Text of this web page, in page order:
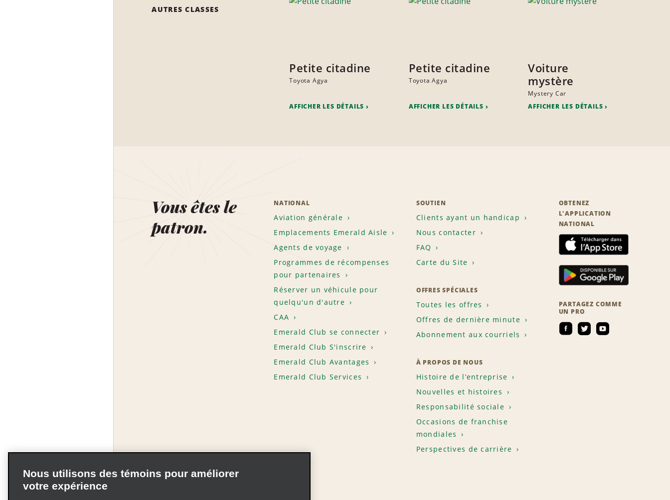
AUTRES CLASSES
Petite citadine
Toyota Agya
AFFICHER LES DÉTAILS
Petite citadine
Toyota Agya
AFFICHER LES DÉTAILS
Voiture
mystère
Mystery Car
AFFICHER LES DÉTAILS
Vous êtes le
patron.
NATIONAL
Aviation générale
Emplacements Emerald Aisle
Agents de voyage
Programmes de récompenses
pour partenaires
Réserver un véhicule pour
quelqu'un d'autre
CAA
Emerald Club se connecter
Emerald Club S'inscrire
Emerald Club Avantages
Emerald Club Services
SOUTIEN
Clients ayant un handicap
Nous contacter
FAQ
Carte du Site
OFFRES SPÉCIALES
Toutes les offres
Offres de dernière minute
Abonnement aux courriels
À PROPOS DE NOUS
Histoire de l’entreprise
Nouvelles et histoires
Responsabilité sociale
Occasions de franchise
mondiales
Perspectives de carrière
OBTENEZ
L'APPLICATION
NATIONAL
PARTAGEZ COMME
UN PRO
Nous utilisons des témoins pour améliorer
votre expérience